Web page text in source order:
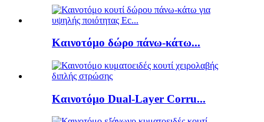
Καινοτόμο δώρο πάνω-κάτω...
Καινοτόμο Dual-Layer Corru...